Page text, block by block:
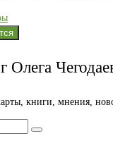
Этот
товар
вариаций.
можно
Олега
книги, мнения,